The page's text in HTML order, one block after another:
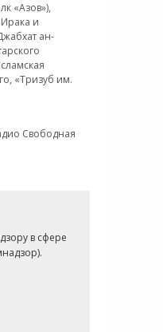
«Азов»),
и
ан-
«Тризуб им.
Свободная
в сфере